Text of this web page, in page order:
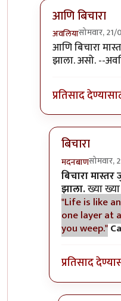
आणि बिचारा
अवलियासोमवार,
In reply to
आणि बिचारा
झाला. असो. --
प्रतिसाद
बिचारा
मदनबाणसोमवार,
In reply to
बिचारा
झाला.ख्या
"Life is like
one layer at
you weep."
प्रतिसाद